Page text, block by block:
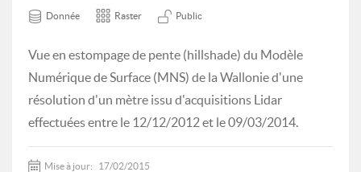
Donnée Raster Public
Vue en estompage de pente (hillshade) du Modèle
Numérique de Surface (MNS) de la Wallonie d'une
résolution d'un mètre issu d'acquisitions Lidar
effectuées entre le 12/12/2012 et le 09/03/2014.
Mise à jour: 17/02/2015